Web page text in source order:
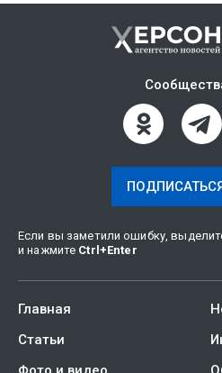
Если вы заметили ошибку,
и нажмите Ctrl +Enter
Главная
Статьи